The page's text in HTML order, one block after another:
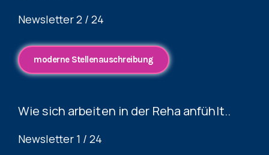
Newsletter 2 / 24
moderne Stellenauschreibung
Wie sich arbeiten in der Reha anfühlt..
Newsletter 1 / 24